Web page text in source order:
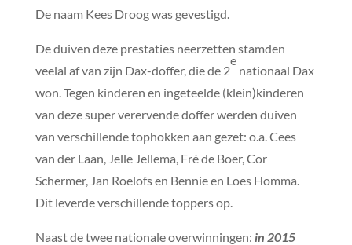
De naam Kees Droog was gevestigd.
De duiven deze prestaties neerzetten stamden
veelal af van zijn Dax-doffer, die de 2
e
nationaal Dax
won. Tegen kinderen en ingeteelde (klein)kinderen
van deze super verervende doffer werden duiven
van verschillende tophokken aan gezet: o.a. Cees
van der Laan, Jelle Jellema, Fré de Boer, Cor
Schermer, Jan Roelofs en Bennie en Loes Homma.
Dit leverde verschillende toppers op.
Naast de twee nationale overwinningen: in 2015